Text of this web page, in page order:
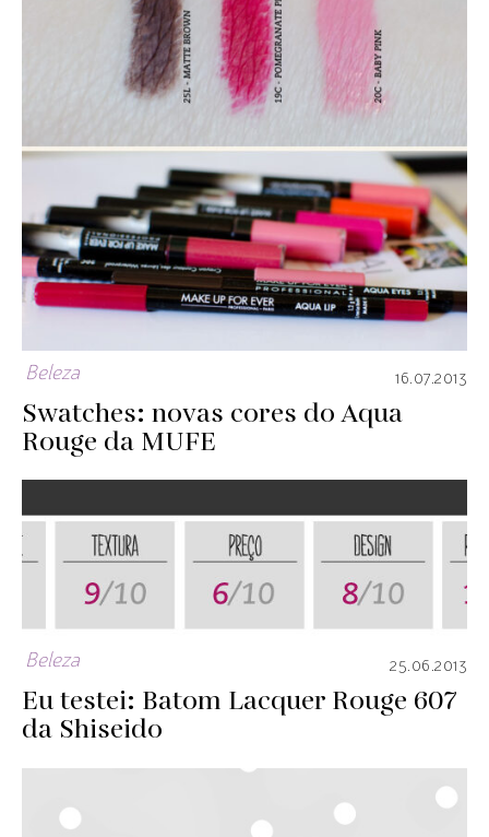
Beleza 16.07.2013
Swatches: novas cores do Aqua
Rouge da MUFE
Beleza 25.06.2013
Eu testei: Batom Lacquer Rouge 607
da Shiseido